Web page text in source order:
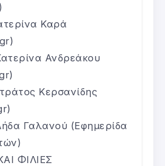
Καρά
Ανδρεάκου
Κερσανίδης
Γαλανού (Εφημερίδα
ΦΙΛΙΕΣ